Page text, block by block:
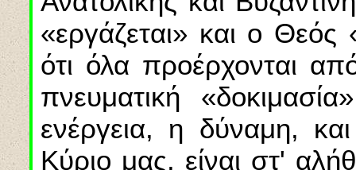
«εργάζεται» και ο Θεός
ότι όλα προέρχονται
πνευματική
ενέργεια, η δύναμη,
Κύριο μας, είναι στ'